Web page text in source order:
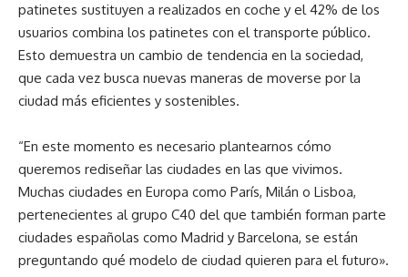
patinetes sustituyen a realizados en coche y el 42% de los
usuarios combina los patinetes con el transporte público.
Esto demuestra un cambio de tendencia en la sociedad,
que cada vez busca nuevas maneras de moverse por la
ciudad más eficientes y sostenibles.
“En este momento es necesario plantearnos cómo
queremos rediseñar las ciudades en las que vivimos.
Muchas ciudades en Europa como París, Milán o Lisboa,
pertenecientes al grupo C40 del que también forman parte
ciudades españolas como Madrid y Barcelona, se están
preguntando qué modelo de ciudad quieren para el futuro».